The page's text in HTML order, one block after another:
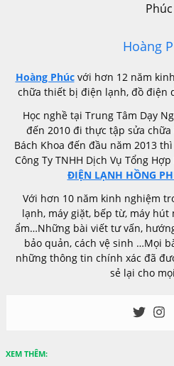
Hoàng
Hoàng Phúcvới hơn 12 năm
chữa thiết bị điện lạnh, đồ điện
Học nghề tại Trung Tâm Dạy
đến 2010 đi thực tập sửa
Bách Khoa đến đầu năm 2013
Công Ty TNHH Dịch Vụ Tổng
ĐIỆN LẠNH HỒNG
Với hơn 10 năm kinh nghiệm
lạnh, máy giặt, bếp từ, máy
ẩm…Những bài viết tư vấn,
bảo quản, cách vệ sinh …Mọi
những thông tin chính xác đã
sẻ lại cho
XEM THÊM: